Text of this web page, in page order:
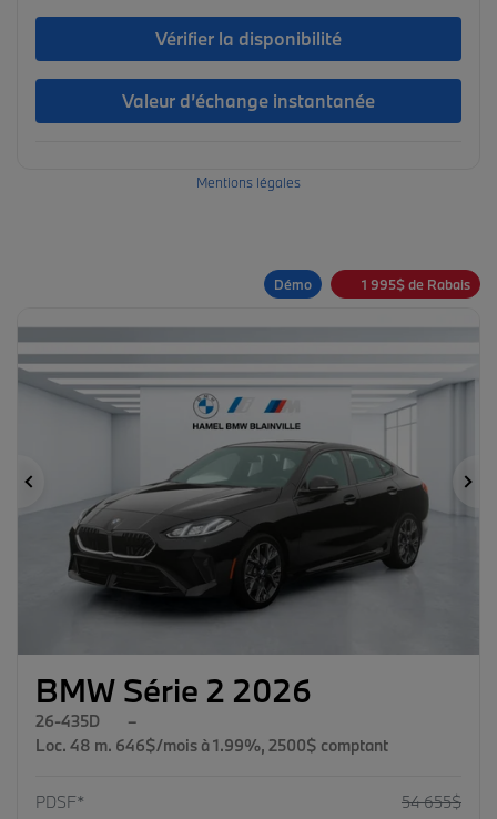
Vérifier la disponibilité
Valeur d’échange instantanée
Mentions légales
Démo 1 995$de Rabais
Précédent
BMW Série 2 2026
26-435D
–
Loc. 48 m. 646$/mois à 1.99%, 2500$ comptant
PDSF* 54 655$